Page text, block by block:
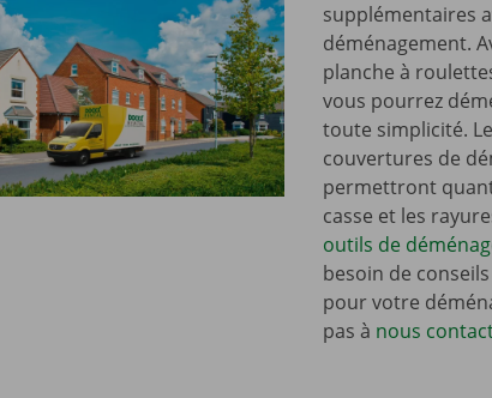
supplémentaires
déménagement.
planche à
vous pourrez
toute simplicité.
couvertures de
permettront
casse et les
outils de
besoin de
pour votre
pas à nous